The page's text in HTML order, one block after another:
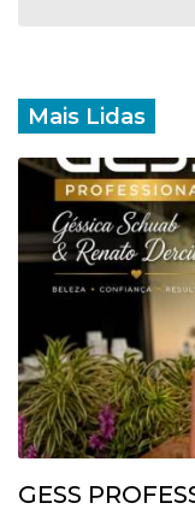
Mais Lidas
GESS